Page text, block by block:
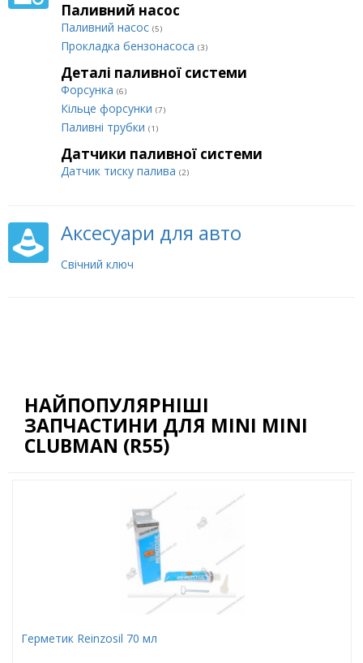
Паливний насос
Паливний насос (5)
Прокладка бензонасоса (3)
Деталі паливної системи
Форсунка (6)
Кільце форсунки (7)
Паливні трубки (1)
Датчики паливної системи
Датчик тиску палива (2)
Аксесуари для авто
Свічний ключ
НАЙПОПУЛЯРНІШІ
ЗАПЧАСТИНИ ДЛЯ MINI MINI
CLUBMAN (R55)
Герметик Reinzosil 70 мл